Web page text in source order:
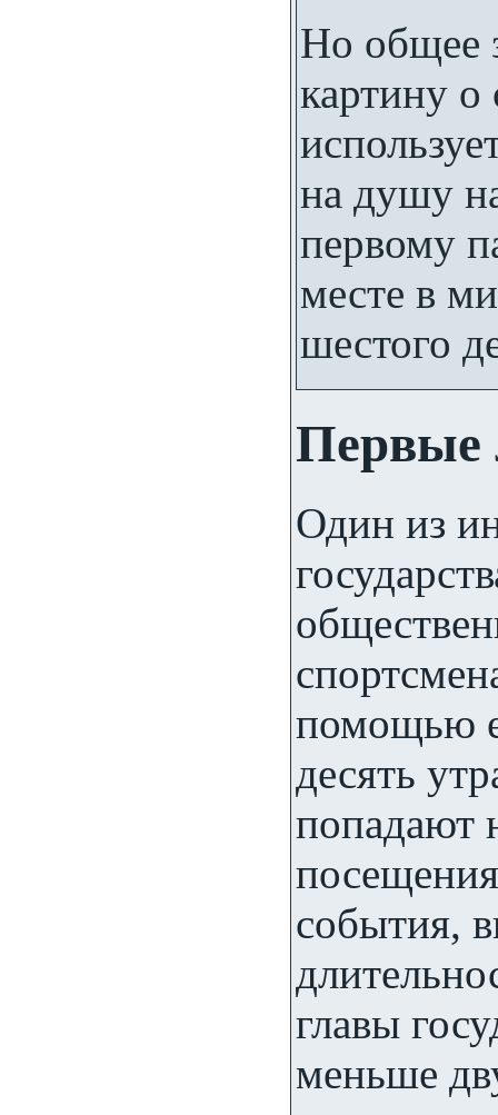
Но общее
картину о
на душу
первому
месте в
шестого
Первые
Один из
помощью
десять
попадают
события,
главы
меньше